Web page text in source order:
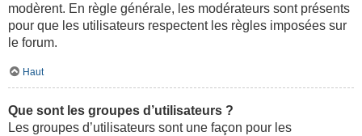
modèrent. En règle générale, les modérateurs sont présents
pour que les utilisateurs respectent les règles imposées sur
le forum.
Haut
Que sont les groupes d’utilisateurs ?
Les groupes d’utilisateurs sont une façon pour les